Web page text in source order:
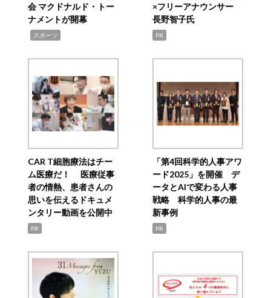
会 マクドナルド・トー
ナメントが開幕
スポーツ
×フリーアナウンサー
長野智子氏
PR
CAR T細胞療法はチー
ム医療だ！ 医療従事
者の情熱、患者さんの
思いを伝えるドキュメ
ンタリー動画を公開中
PR
「第4回科学的人事アワ
ード2025」を開催 デ
ータとAIで変わる人事
戦略 科学的人事の最
新事例
PR